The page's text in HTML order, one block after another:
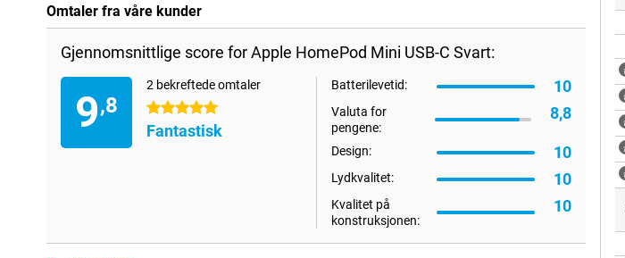
Ikke la deg lure av HomePod Minis lille størrelse. Denne kompakte høyttaleren fyller ethvert rom
Stilig og funksjonell design
Med sin kompakte design passer HomePod Mini inn i ethvert interiør. Den stilige svarte fargen gir
den et vakkert utseende, mens det myke stoffeksteriøret gir et subtilt utseende. Det
bakgrunnsbelyste berøringspanelet på toppen av høyttaleren gjør det enkelt og visuelt tiltalende å
betjene den, slik at du alltid har rask tilgang til favorittmusikken og -innstillingene dine. Takket
Omtaler fra våre kunder
Gjennomsnittlige score for Apple HomePod Mini USB-C Svart:
9,8
2 bekreftede omtaler
5 stjerner
Fantastisk
Batterilevetid: 10
Valuta for
pengene:
8,8
Design: 10
Lydkvalitet: 10
Kvalitet på
konstruksjonen:
10